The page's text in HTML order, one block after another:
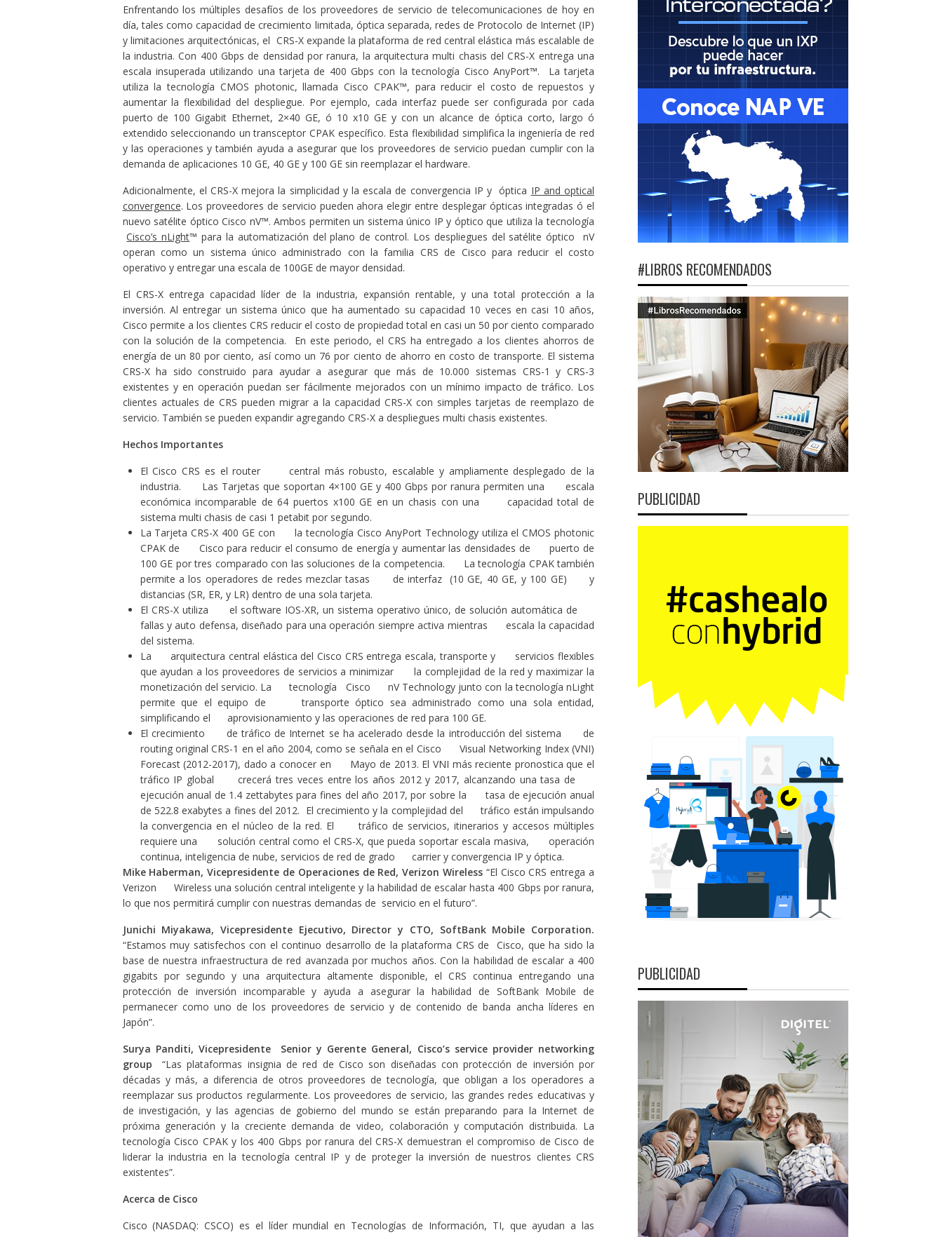
Enfrentando los múltiples desafíos de los proveedores de servicio de telecomunicaciones de hoy en
día, tales como capacidad de crecimiento limitada, óptica separada, redes de Protocolo de Internet (IP)
y limitaciones arquitectónicas, el CRS-X expande la plataforma de red central elástica más escalable de
la industria. Con 400 Gbps de densidad por ranura, la arquitectura multi chasis del CRS-X entrega una
escala insuperada utilizando una tarjeta de 400 Gbps con la tecnología Cisco AnyPort™. La tarjeta
utiliza la tecnología CMOS photonic, llamada Cisco CPAK™, para reducir el costo de repuestos y
aumentar la flexibilidad del despliegue. Por ejemplo, cada interfaz puede ser configurada por cada
puerto de 100 Gigabit Ethernet, 2×40 GE, ó 10 x10 GE y con un alcance de óptica corto, largo ó
extendido seleccionando un transceptor CPAK específico. Esta flexibilidad simplifica la ingeniería de red
y las operaciones y también ayuda a asegurar que los proveedores de servicio puedan cumplir con la
demanda de aplicaciones 10 GE, 40 GE y 100 GE sin reemplazar el hardware.
Adicionalmente, el CRS-X mejora la simplicidad y la escala de convergencia IP y óptica IP and optical
convergence. Los proveedores de servicio pueden ahora elegir entre desplegar ópticas integradas ó el
nuevo satélite óptico Cisco nV™. Ambos permiten un sistema único IP y óptico que utiliza la tecnología
Cisco’s nLight™ para la automatización del plano de control. Los despliegues del satélite óptico nV
operan como un sistema único administrado con la familia CRS de Cisco para reducir el costo
operativo y entregar una escala de 100GE de mayor densidad.
El CRS-X entrega capacidad líder de la industria, expansión rentable, y una total protección a la
inversión. Al entregar un sistema único que ha aumentado su capacidad 10 veces en casi 10 años,
Cisco permite a los clientes CRS reducir el costo de propiedad total en casi un 50 por ciento comparado
con la solución de la competencia. En este periodo, el CRS ha entregado a los clientes ahorros de
energía de un 80 por ciento, así como un 76 por ciento de ahorro en costo de transporte. El sistema
CRS-X ha sido construido para ayudar a asegurar que más de 10.000 sistemas CRS-1 y CRS-3
existentes y en operación puedan ser fácilmente mejorados con un mínimo impacto de tráfico. Los
clientes actuales de CRS pueden migrar a la capacidad CRS-X con simples tarjetas de reemplazo de
servicio. También se pueden expandir agregando CRS-X a despliegues multi chasis existentes.
Hechos Importantes
El Cisco CRS es el router central más robusto, escalable y ampliamente desplegado de la
industria. Las Tarjetas que soportan 4×100 GE y 400 Gbps por ranura permiten una escala
económica incomparable de 64 puertos x100 GE en un chasis con una capacidad total de
sistema multi chasis de casi 1 petabit por segundo.
La Tarjeta CRS-X 400 GE con la tecnología Cisco AnyPort Technology utiliza el CMOS photonic
CPAK de Cisco para reducir el consumo de energía y aumentar las densidades de puerto de
100 GE por tres comparado con las soluciones de la competencia. La tecnología CPAK también
permite a los operadores de redes mezclar tasas de interfaz (10 GE, 40 GE, y 100 GE) y
distancias (SR, ER, y LR) dentro de una sola tarjeta.
El CRS-X utiliza el software IOS-XR, un sistema operativo único, de solución automática de
fallas y auto defensa, diseñado para una operación siempre activa mientras escala la capacidad
del sistema.
La arquitectura central elástica del Cisco CRS entrega escala, transporte y servicios flexibles
que ayudan a los proveedores de servicios a minimizar la complejidad de la red y maximizar la
monetización del servicio. La tecnología Cisco nV Technology junto con la tecnología nLight
permite que el equipo de transporte óptico sea administrado como una sola entidad,
simplificando el aprovisionamiento y las operaciones de red para 100 GE.
El crecimiento de tráfico de Internet se ha acelerado desde la introducción del sistema de
routing original CRS-1 en el año 2004, como se señala en el Cisco Visual Networking Index (VNI)
Forecast (2012-2017), dado a conocer en Mayo de 2013. El VNI más reciente pronostica que el
tráfico IP global crecerá tres veces entre los años 2012 y 2017, alcanzando una tasa de
ejecución anual de 1.4 zettabytes para fines del año 2017, por sobre la tasa de ejecución anual
de 522.8 exabytes a fines del 2012. El crecimiento y la complejidad del tráfico están impulsando
la convergencia en el núcleo de la red. El tráfico de servicios, itinerarios y accesos múltiples
requiere una solución central como el CRS-X, que pueda soportar escala masiva, operación
continua, inteligencia de nube, servicios de red de grado carrier y convergencia IP y óptica.
Mike Haberman, Vicepresidente de Operaciones de Red, Verizon Wireless “El Cisco CRS entrega a
Verizon Wireless una solución central inteligente y la habilidad de escalar hasta 400 Gbps por ranura,
lo que nos permitirá cumplir con nuestras demandas de servicio en el futuro”.
Junichi Miyakawa, Vicepresidente Ejecutivo, Director y CTO, SoftBank Mobile Corporation.
“Estamos muy satisfechos con el continuo desarrollo de la plataforma CRS de Cisco, que ha sido la
base de nuestra infraestructura de red avanzada por muchos años. Con la habilidad de escalar a 400
gigabits por segundo y una arquitectura altamente disponible, el CRS continua entregando una
protección de inversión incomparable y ayuda a asegurar la habilidad de SoftBank Mobile de
permanecer como uno de los proveedores de servicio y de contenido de banda ancha líderes en
Japón”.
Surya Panditi, Vicepresidente Senior y Gerente General, Cisco’s service provider networking
group“Las plataformas insignia de red de Cisco son diseñadas con protección de inversión por
décadas y más, a diferencia de otros proveedores de tecnología, que obligan a los operadores a
reemplazar sus productos regularmente. Los proveedores de servicio, las grandes redes educativas y
de investigación, y las agencias de gobierno del mundo se están preparando para la Internet de
próxima generación y la creciente demanda de video, colaboración y computación distribuida. La
tecnología Cisco CPAK y los 400 Gbps por ranura del CRS-X demuestran el compromiso de Cisco de
liderar la industria en la tecnología central IP y de proteger la inversión de nuestros clientes CRS
existentes”.
Acerca de Cisco
Cisco (NASDAQ: CSCO) es el líder mundial en Tecnologías de Información, TI, que ayudan a las
#LIBROS RECOMENDADOS
PUBLICIDAD
PUBLICIDAD